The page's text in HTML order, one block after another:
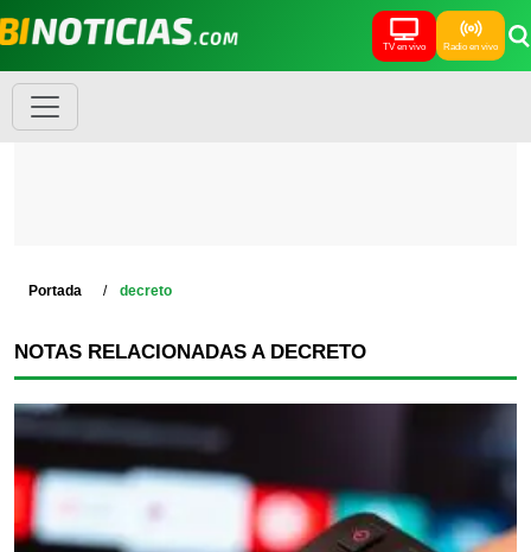
TV en vivo Radio en vivo
Portada decreto
NOTAS RELACIONADAS A DECRETO